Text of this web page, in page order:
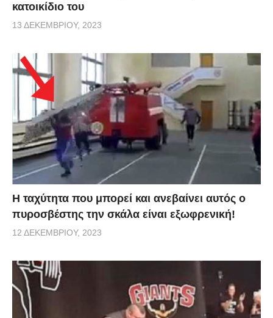
κατοικίδιο του
13 ΔΕΚΕΜΒΡΊΟΥ, 2023
Η ταχύτητα που μπορεί και ανεβαίνει αυτός ο
πυροσβέστης την σκάλα είναι εξωφρενική!
12 ΔΕΚΕΜΒΡΊΟΥ, 2023